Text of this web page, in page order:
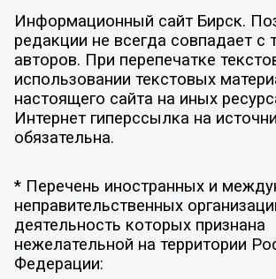
Информационный сайт Бирск.
редакции не всегда совпадает с
авторов. При перепечатке
использовании текстовых
настоящего сайта на иных
Интернет гиперссылка на
обязательна.
* Перечень иностранных и
неправительственных
деятельность которых признана
нежелательной на территории
Федерации: